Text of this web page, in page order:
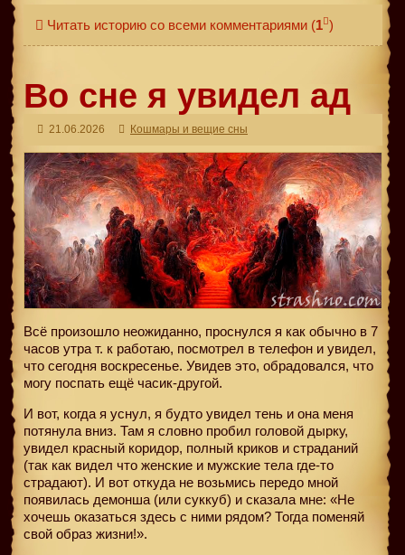
Читать историю со всеми комментариями (1 )
Во сне я увидел ад
21.06.2026 Кошмары и вещие сны
Всё произошло неожиданно, проснулся я как обычно в 7
часов утра т. к работаю, посмотрел в телефон и увидел,
что сегодня воскресенье. Увидев это, обрадовался, что
могу поспать ещё часик-другой.
И вот, когда я уснул, я будто увидел тень и она меня
потянула вниз. Там я словно пробил головой дырку,
увидел красный коридор, полный криков и страданий
(так как видел что женские и мужские тела где-то
страдают). И вот откуда не возьмись передо мной
появилась демонша (или суккуб) и сказала мне: «Не
хочешь оказаться здесь с ними рядом? Тогда поменяй
свой образ жизни!».